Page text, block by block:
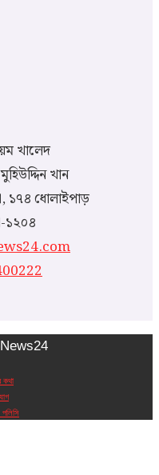
খালেদ
খান
১৭৪ ধোলাইপাড়
১২০৪
কথা
পলিসি